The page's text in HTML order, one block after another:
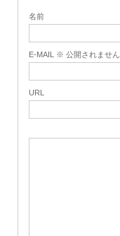
名前
E-MAIL ※ 公開されません
URL